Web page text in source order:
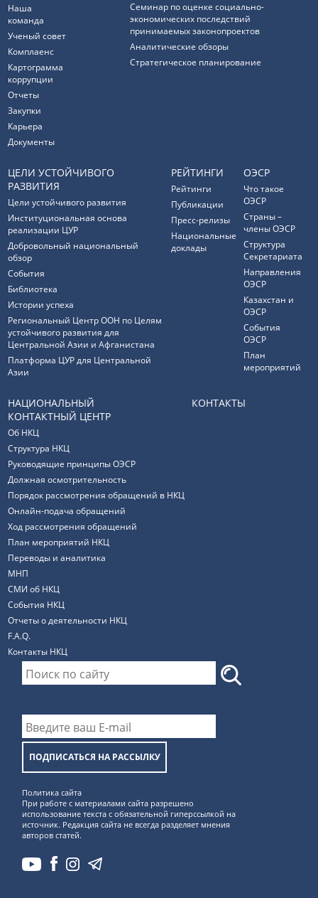
Наша
команда
Ученый совет
Комплаенс
Картограмма
коррупции
Отчеты
Закупки
Карьера
Документы
Семинар по оценке социально-
экономических последствий
принимаемых законопроектов
Аналитические обзоры
Стратегическое планирование
ЦЕЛИ УСТОЙЧИВОГО
РАЗВИТИЯ
Цели устойчивого развития
Институциональная основа
реализации ЦУР
Добровольный национальный
обзор
События
Библиотека
Истории успеха
Региональный Центр ООН по Целям
устойчивого развития для
Центральной Азии и Афганистана
Платформа ЦУР для Центральной
Азии
РЕЙТИНГИ
Рейтинги
Публикации
Пресс-релизы
Национальные
доклады
ОЭСР
Что такое
ОЭСР
Страны –
члены ОЭСР
Структура
Секретариата
Направления
ОЭСР
Казахстан и
ОЭСР
События
ОЭСР
План
мероприятий
НАЦИОНАЛЬНЫЙ
КОНТАКТНЫЙ ЦЕНТР
Об НКЦ
Структура НКЦ
Руководящие принципы ОЭСР
Должная осмотрительность
Порядок рассмотрения обращений в НКЦ
Онлайн-подача обращений
Ход рассмотрения обращений
План мероприятий НКЦ
Переводы и аналитика
МНП
СМИ об НКЦ
События НКЦ
Отчеты о деятельности НКЦ
F.A.Q.
Контакты НКЦ
КОНТАКТЫ
ПОДПИСАТЬСЯ НА РАССЫЛКУ
Политика сайта
При работе с материалами сайта разрешено
использование текста с обязательной гиперссылкой на
источник. Редакция сайта не всегда разделяет мнения
авторов статей.